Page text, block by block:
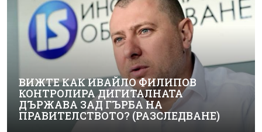
ВИЖТЕ КАК ИВАЙЛО ФИЛИПОВ
КОНТРОЛИРА ДИГИТАЛНАТА
ДЪРЖАВА ЗАД ГЪРБА НА
ПРАВИТЕЛСТВОТО? (РАЗСЛЕДВАНЕ)